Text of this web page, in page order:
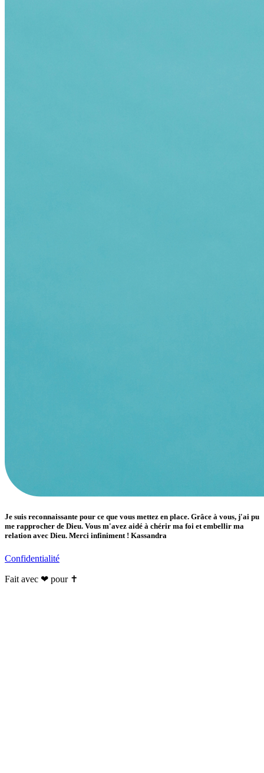
Je suis reconnaissante pour ce que vous mettez en place. Grâce à vous, j'ai pu
me rapprocher de Dieu. Vous m'avez aidé à chérir ma foi et embellir ma
relation avec Dieu. Merci infiniment ! Kassandra
Confidentialité
Fait avec ❤ pour ✝️️